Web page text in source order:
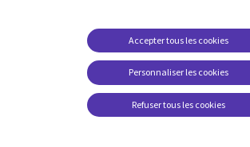
Morocco
Études de cas
Points de vue
Centre de
témoins
Personnaliser les cookies
Accepter tous les cookies
Refuser tous les cookies